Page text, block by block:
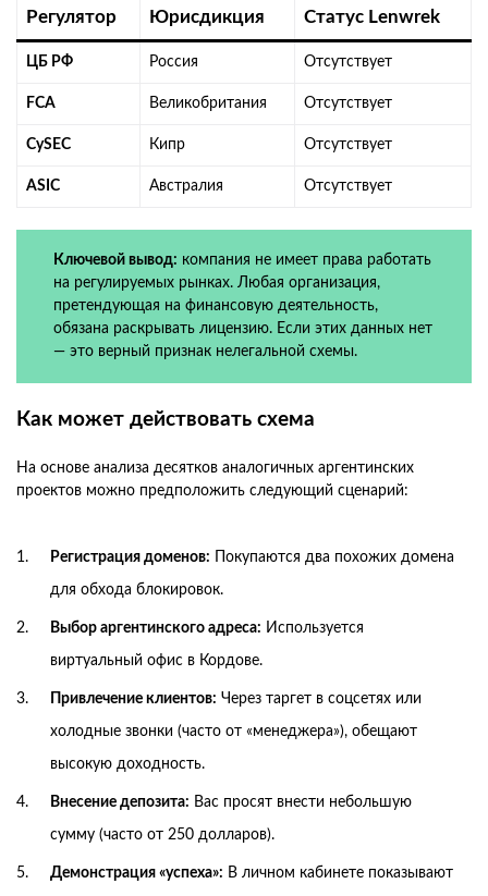
Регулятор Юрисдикция Статус Lenwrek
ЦБ РФ Россия Отсутствует
FCA Великобритания Отсутствует
CySEC Кипр Отсутствует
ASIC Австралия Отсутствует
Ключевой вывод: компания не имеет права работать
на регулируемых рынках. Любая организация,
претендующая на финансовую деятельность,
обязана раскрывать лицензию. Если этих данных нет
— это верный признак нелегальной схемы.
Как может действовать схема
На основе анализа десятков аналогичных аргентинских
проектов можно предположить следующий сценарий:
Регистрация доменов: Покупаются два похожих домена
для обхода блокировок.
Выбор аргентинского адреса: Используется
виртуальный офис в Кордове.
Привлечение клиентов: Через таргет в соцсетях или
холодные звонки (часто от «менеджера»), обещают
высокую доходность.
Внесение депозита: Вас просят внести небольшую
сумму (часто от 250 долларов).
Демонстрация «успеха»: В личном кабинете показывают